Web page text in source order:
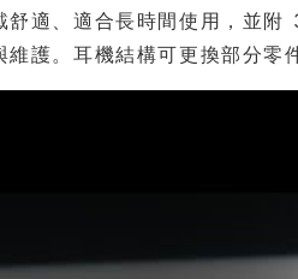
舒適、適合長時間使用，
護。耳機結構可更換部分零